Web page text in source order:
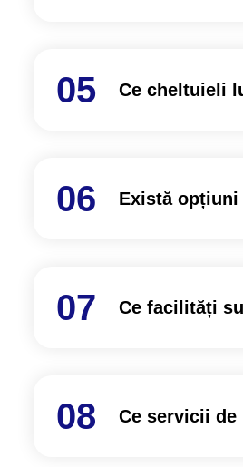
Ce cheltuieli
Există
Ce facilități
Ce servicii de